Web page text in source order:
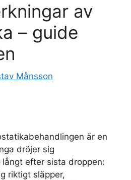
av
– guide
Månsson
är en
dröjer sig
efter sista droppen:
riktigt släpper,